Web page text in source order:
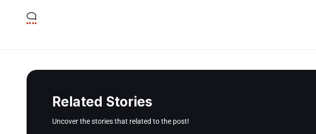
Related Stories
Uncover the stories that related to the post!